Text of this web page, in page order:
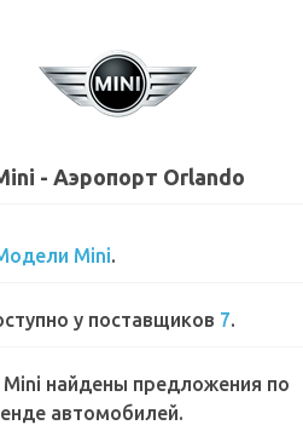
- Аэропорт Orlando
Mini.
у поставщиков 7.
Mini найдены предложения по
автомобилей.